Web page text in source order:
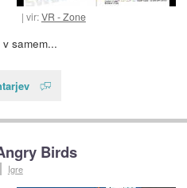
vir:VR - Zone
samem...
Birds
Igre